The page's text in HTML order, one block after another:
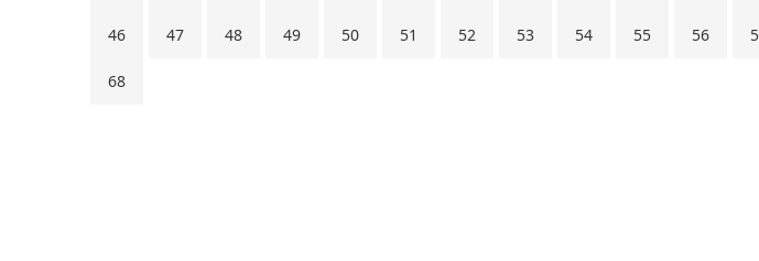
46 47 48 49 50 51 52 53 54 55 56
68